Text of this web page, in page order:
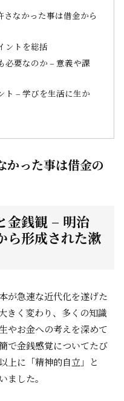
さなかった事は借金から
ントを総括
必要なのか – 意義や課
ト – 学びを生活に生か
かった事は借金の
金銭観 – 明治
ら形成された漱
が急速な近代化を遂げた
きく変わり、多くの知識
やお金への考えを深めて
で金銭感覚についてたび
上に「精神的自立」と
ました。